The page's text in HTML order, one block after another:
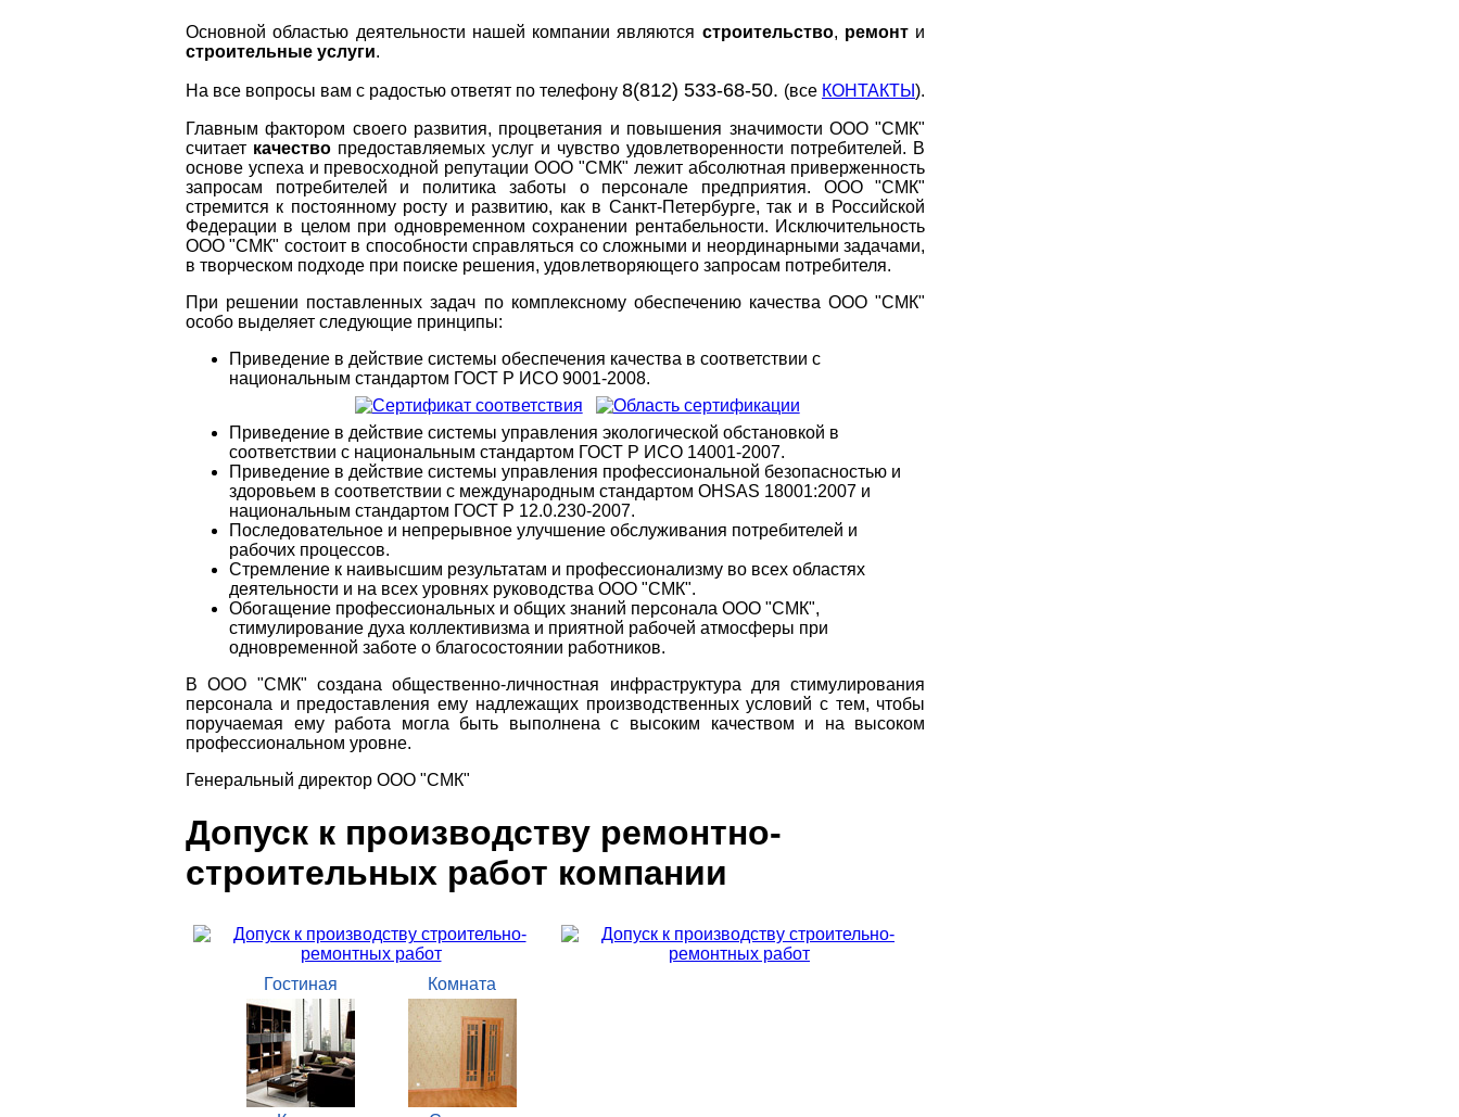
Основной областью деятельности нашей компании являются строительство, ремонт и
строительные услуги.
На все вопросы вам с радостью ответят по телефону 8(812) 533-68-50. (все КОНТАКТЫ ).
Главным фактором своего развития, процветания и повышения значимости ООО "СМК"
считает качество предоставляемых услуг и чувство удовлетворенности потребителей. В
основе успеха и превосходной репутации ООО "СМК" лежит абсолютная приверженность
запросам потребителей и политика заботы о персонале предприятия. ООО "СМК"
стремится к постоянному росту и развитию, как в Санкт-Петербурге, так и в Российской
Федерации в целом при одновременном сохранении рентабельности. Исключительность
ООО "СМК" состоит в способности справляться со сложными и неординарными задачами,
в творческом подходе при поиске решения, удовлетворяющего запросам потребителя.
При решении поставленных задач по комплексному обеспечению качества ООО "СМК"
особо выделяет следующие принципы:
Приведение в действие системы обеспечения качества в соответствии с
национальным стандартом ГОСТ Р ИСО 9001-2008.
Приведение в действие системы управления экологической обстановкой в
соответствии с национальным стандартом ГОСТ Р ИСО 14001-2007.
Приведение в действие системы управления профессиональной безопасностью и
здоровьем в соответствии с международным стандартом OHSAS 18001:2007 и
национальным стандартом ГОСТ Р 12.0.230-2007.
Последовательное и непрерывное улучшение обслуживания потребителей и
рабочих процессов.
Стремление к наивысшим результатам и профессионализму во всех областях
деятельности и на всех уровнях руководства ООО "СМК".
Обогащение профессиональных и общих знаний персонала ООО "СМК",
стимулирование духа коллективизма и приятной рабочей атмосферы при
одновременной заботе о благосостоянии работников.
В ООО "СМК" создана общественно-личностная инфраструктура для стимулирования
персонала и предоставления ему надлежащих производственных условий с тем, чтобы
поручаемая ему работа могла быть выполнена с высоким качеством и на высоком
профессиональном уровне.
Генеральный директор ООО "СМК"
Допуск к производству ремонтно-
строительных работ компании
Гостиная Комната